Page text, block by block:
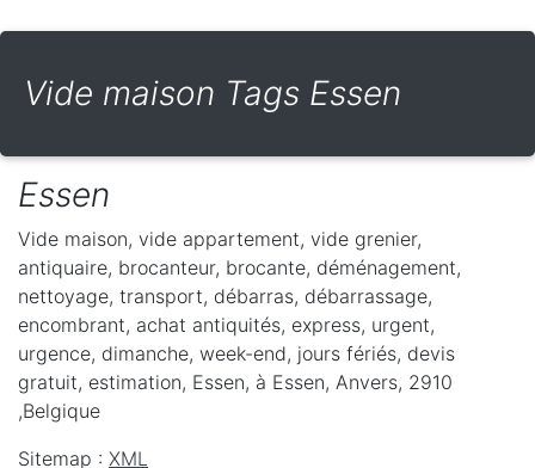
Vide maison Tags Essen
Essen
Vide maison, vide appartement, vide grenier,
antiquaire, brocanteur, brocante, déménagement,
nettoyage, transport, débarras, débarrassage,
encombrant, achat antiquités, express, urgent,
urgence, dimanche, week-end, jours fériés, devis
gratuit, estimation, Essen, à Essen, Anvers, 2910
,Belgique
Sitemap : XML